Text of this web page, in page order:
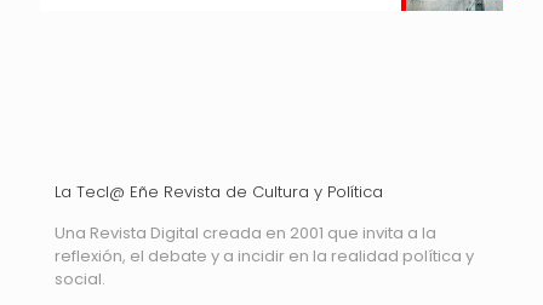
La Tecl@ Eñe Revista de Cultura y Política
Una Revista Digital creada en 2001 que invita a la
reflexión, el debate y a incidir en la realidad política y
social.